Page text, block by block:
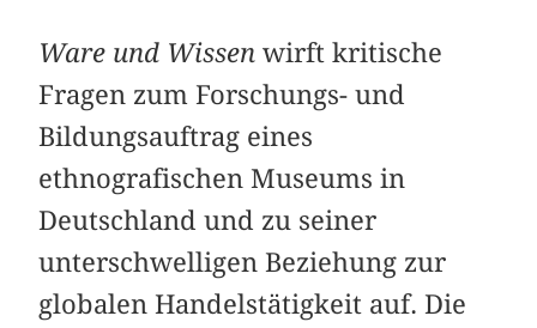
Ware und Wissenwirft kritische
Fragen zum Forschungs- und
Bildungsauftrag eines
ethnografischen Museums in
Deutschland und zu seiner
unterschwelligen Beziehung zur
globalen Handelstätigkeit auf. Die